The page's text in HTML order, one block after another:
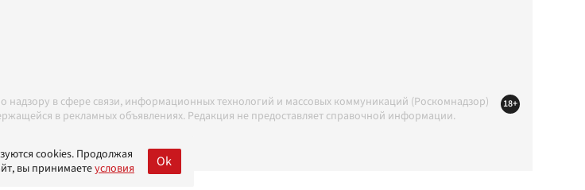
в сфере связи, информационных технологий и массовых коммуникаций (Роскомнадзор)
в рекламных объявлениях. Редакция не предоставляет справочной информации.
с Правилами
18+
cookies. Продолжая
вы принимаетеусловия Ok